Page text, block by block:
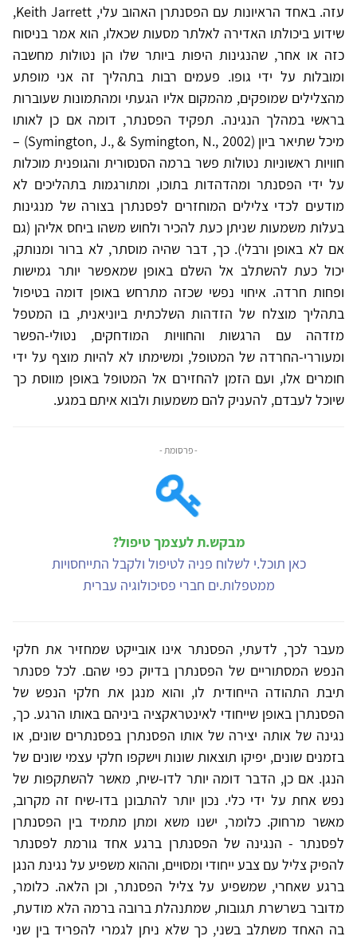
עזה. באחד הראיונות עם הפסנתרן האהוב עלי, Keith Jarrett,
שידוע ביכולתו האדירה לאלתר מסעות שכאלו, הוא אמר בניסוח
כזה או אחר, שהנגינות היפות ביותר שלו הן נטולות מחשבה
ומובלות על ידי גופו. פעמים רבות בתהליך זה אני מופתע
מהצלילים שמופקים, מהמקום אליו הגעתי ומהתמונות שעוברות
בראשי במהלך הנגינה. תפקיד הפסנתר, דומה אם כן לאותו
מיכל שתיאר ביון (Symington, J., & Symington, N., 2002) –
חוויות ראשוניות נטולות פשר ברמה הסנסורית והגופנית מוכלות
על ידי הפסנתר ומהדהדות בתוכו, ומתורגמות בתהליכים לא
מודעים לכדי צלילים המוחזרים לפסנתרן בצורה של מנגינות
בעלות משמעות שניתן כעת להכיר ולחוש משהו ביחס אליהן (גם
אם לא באופן ורבלי). כך, דבר שהיה מוסתר, לא ברור ומנותק,
יכול כעת להשתלב אל השלם באופן שמאפשר יותר גמישות
ופחות חרדה. איחוי נפשי שכזה מתרחש באופן דומה בטיפול
בתהליך מוצלח של הזדהות השלכתית ביוניאנית, בו המטפל
מזדהה עם הרגשות והחוויות המודחקים, נטולי-הפשר
ומעוררי-החרדה של המטופל, ומשימתו לא להיות מוצף על ידי
חומרים אלו, ועם הזמן להחזירם אל המטופל באופן מווסת כך
שיוכל לעבדם, להעניק להם משמעות ולבוא איתם במגע.
- פרסומת -
מבקש.ת לעצמך טיפול?
כאן תוכל.י לשלוח פניה לטיפול ולקבל התייחסויות
ממטפלות.ים חברי פסיכולוגיה עברית
מעבר לכך, לדעתי, הפסנתר אינו אובייקט שמחזיר את חלקי
הנפש המסתוריים של הפסנתרן בדיוק כפי שהם. לכל פסנתר
תיבת התהודה הייחודית לו, והוא מנגן את חלקי הנפש של
הפסנתרן באופן שייחודי לאינטראקציה ביניהם באותו הרגע. כך,
נגינה של אותה יצירה של אותו הפסנתרן בפסנתרים שונים, או
בזמנים שונים, יפיקו תוצאות שונות וישקפו חלקי עצמי שונים של
הנגן. אם כן, הדבר דומה יותר לדו-שיח, מאשר להשתקפות של
נפש אחת על ידי כלי. נכון יותר להתבונן בדו-שיח זה מקרוב,
מאשר מרחוק. כלומר, ישנו משא ומתן מתמיד בין הפסנתרן
לפסנתר - הנגינה של הפסנתרן ברגע אחד גורמת לפסנתר
להפיק צליל עם צבע ייחודי ומסויים, וההוא משפיע על נגינת הנגן
ברגע שאחרי, שמשפיע על צליל הפסנתר, וכן הלאה. כלומר,
מדובר בשרשרת תגובות, שמתנהלת ברובה ברמה הלא מודעת,
בה האחד משתלב בשני, כך שלא ניתן לגמרי להפריד בין שני